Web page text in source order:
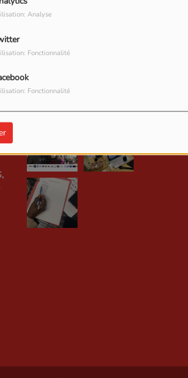
Analyse
Fonctionnalité
Fonctionnalité
PHOTOS